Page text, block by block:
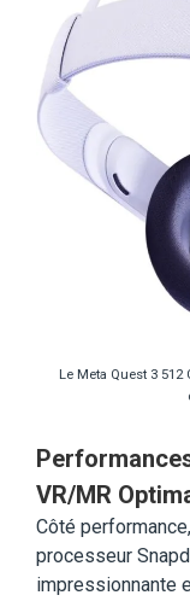
Le Meta Quest 3
VR/MR
Côté
processeur
impressionnante